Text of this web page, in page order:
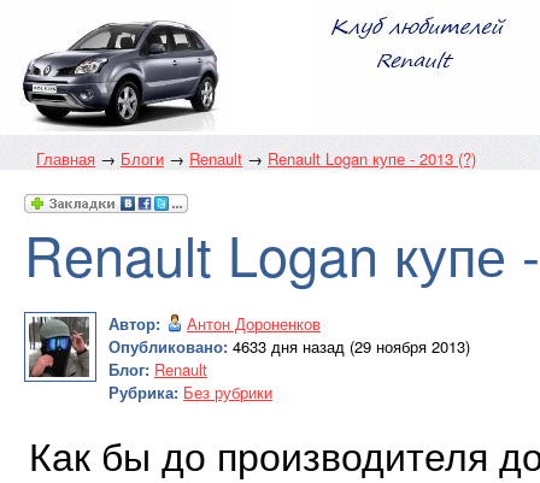
Главная → Блоги → Renault → Renault Logan купе - 2013 (?)
Renault Logan купе
Автор:
Антон Дороненков
Опубликовано: 4633 дня назад (29 ноября 2013)
Блог: Renault
Рубрика: Без рубрики
Как бы до производителя